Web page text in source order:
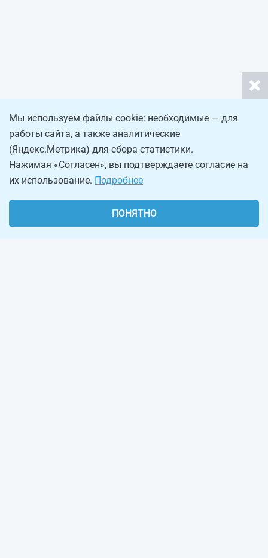
Мы используем файлы cookie: необходимые — для
работы сайта, а также аналитические
(Яндекс.Метрика) для сбора статистики.
Нажимая «Согласен», вы подтверждаете согласие на
их использование. Подробнее
ПОНЯТНО